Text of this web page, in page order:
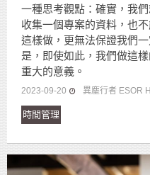
一種思考觀點：確實，我
收集一個專案的資料，也
這樣做，更無法保證我們
是，即使如此，我們做這
重大的意義。
2023-09-20 異塵行者 ESOR
時間管理